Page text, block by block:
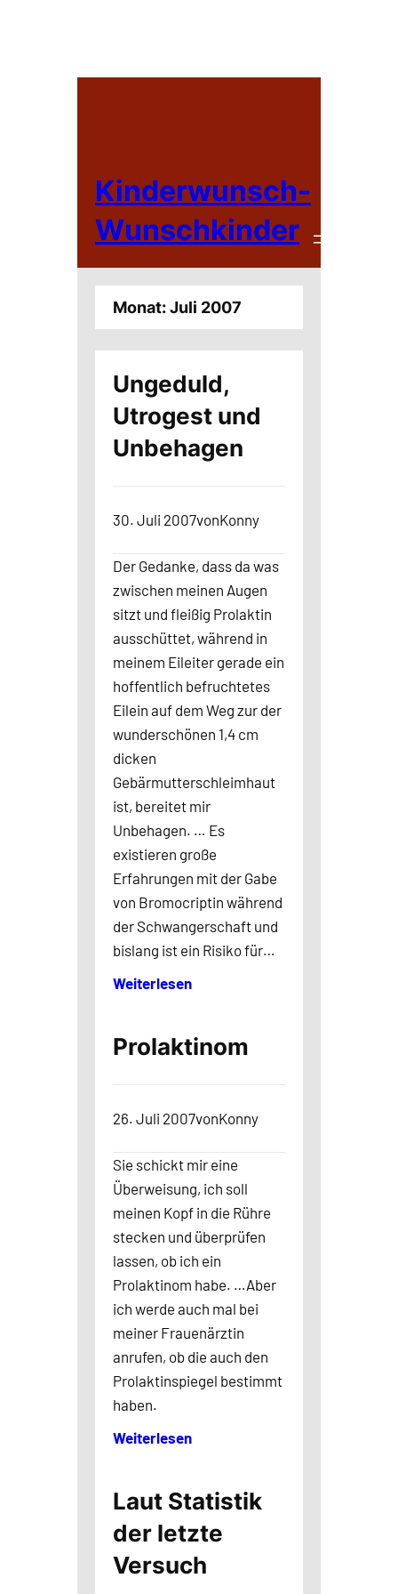
Kinderwunsch-
Wunschkinder
Monat:Juli 2007
Ungeduld,
Utrogest und
Unbehagen
30. Juli 2007vonKonny
Der Gedanke, dass da was
zwischen meinen Augen
sitzt und fleißig Prolaktin
ausschüttet, während in
meinem Eileiter gerade ein
hoffentlich befruchtetes
Eilein auf dem Weg zur der
wunderschönen 1,4 cm
dicken
Gebärmutterschleimhaut
ist, bereitet mir
Unbehagen. … Es
existieren große
Erfahrungen mit der Gabe
von Bromocriptin während
der Schwangerschaft und
bislang ist ein Risiko für…
Weiterlesen
Prolaktinom
26. Juli 2007vonKonny
Sie schickt mir eine
Überweisung, ich soll
meinen Kopf in die Rühre
stecken und überprüfen
lassen, ob ich ein
Prolaktinom habe. …Aber
ich werde auch mal bei
meiner Frauenärztin
anrufen, ob die auch den
Prolaktinspiegel bestimmt
haben.
Weiterlesen
Laut Statistik
der letzte
Versuch